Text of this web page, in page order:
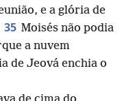
e a glória de
35 Moisés não podia
a nuvem
de Jeová enchia o